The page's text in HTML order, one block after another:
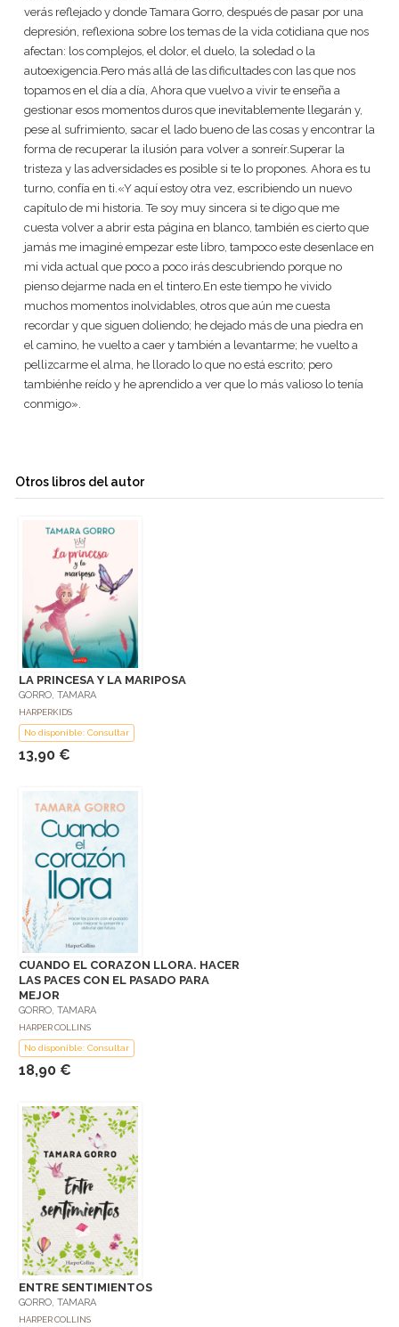
verás reflejado y donde Tamara Gorro, después de pasar por una
depresión, reflexiona sobre los temas de la vida cotidiana que nos
afectan: los complejos, el dolor, el duelo, la soledad o la
autoexigencia.Pero más allá de las dificultades con las que nos
topamos en el día a día, Ahora que vuelvo a vivir te enseña a
gestionar esos momentos duros que inevitablemente llegarán y,
pese al sufrimiento, sacar el lado bueno de las cosas y encontrar la
forma de recuperar la ilusión para volver a sonreír.Superar la
tristeza y las adversidades es posible si te lo propones. Ahora es tu
turno, confía en ti.«Y aquí estoy otra vez, escribiendo un nuevo
capítulo de mi historia. Te soy muy sincera si te digo que me
cuesta volver a abrir esta página en blanco, también es cierto que
jamás me imaginé empezar este libro, tampoco este desenlace en
mi vida actual que poco a poco irás descubriendo porque no
pienso dejarme nada en el tintero.En este tiempo he vivido
muchos momentos inolvidables, otros que aún me cuesta
recordar y que siguen doliendo; he dejado más de una piedra en
el camino, he vuelto a caer y también a levantarme; he vuelto a
pellizcarme el alma, he llorado lo que no está escrito; pero
tambiénhe reído y he aprendido a ver que lo más valioso lo tenía
conmigo».
Otros libros del autor
LA PRINCESA Y LA MARIPOSA
GORRO, TAMARA
HARPERKIDS
No disponible: Consultar
13,90 €
CUANDO EL CORAZON LLORA. HACER
LAS PACES CON EL PASADO PARA
MEJOR
GORRO, TAMARA
HARPER COLLINS
No disponible: Consultar
18,90 €
ENTRE SENTIMIENTOS
GORRO, TAMARA
HARPER COLLINS